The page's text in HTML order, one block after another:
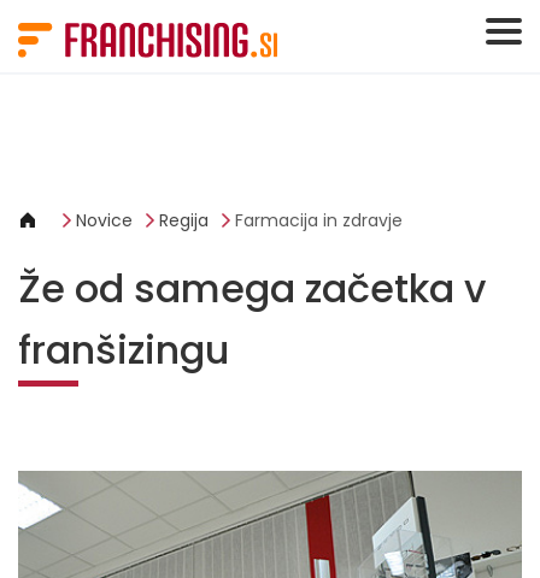
Novice Regija Farmacija in zdravje
Že od samega začetka v
franšizingu